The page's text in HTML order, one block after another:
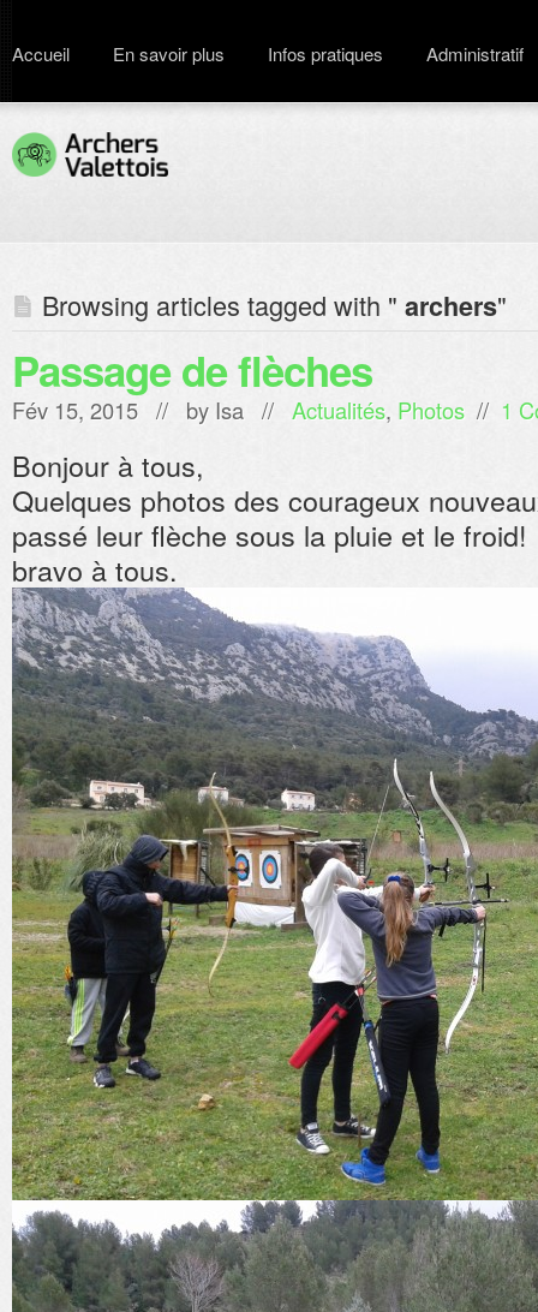
Accueil En savoir plus Infos pratiques Administratif
Browsing articles tagged with " archers"
Passage de flèches
Fév 15, 2015 // by Isa // Actualités, Photos // 1
Bonjour à tous,
Quelques photos des courageux
passé leur flèche sous la pluie et le froid!
bravo à tous.